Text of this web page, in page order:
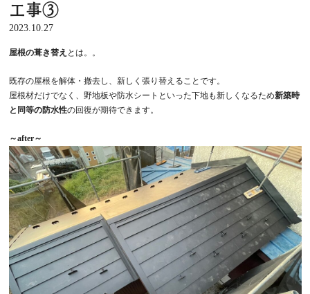
工事③
2023.10.27
屋根の葺き替え とは。。
既存の屋根を解体・撤去し、新しく張り替えることです。
屋根材だけでなく、野地板や防水シートといった下地も新しくなるため新築時
と同等の防水性の回復が期待できます。
～after～